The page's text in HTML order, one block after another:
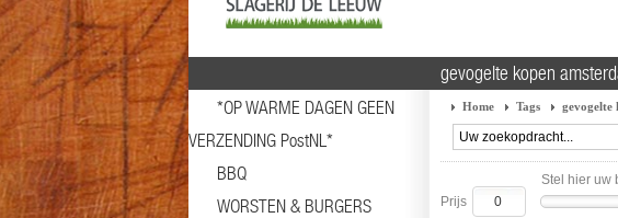
*OP WARME DAGEN GEEN
VERZENDING PostNL*
BBQ
WORSTEN & BURGERS
gevogelte kopen
Home Tags gevogelte
Stel hier uw
Prijs